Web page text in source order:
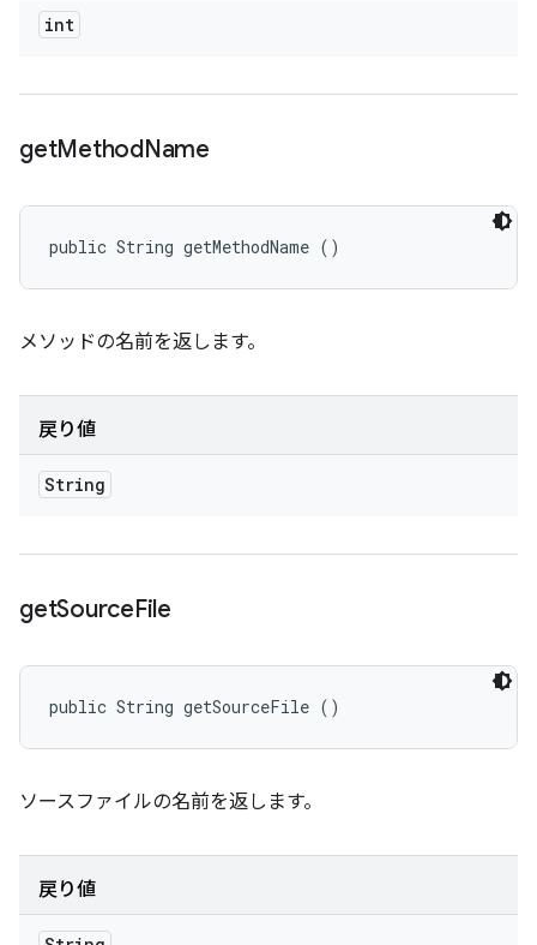
int
getMethodName
public String getMethodName ()
メソッドの名前を返します。
戻り値
String
getSourceFile
public String getSourceFile ()
ソースファイルの名前を返します。
戻り値